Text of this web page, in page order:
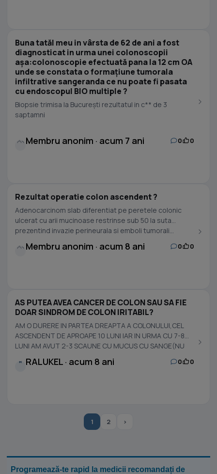
Buna tatăl meu in vârsta de 62 de ani a fost
diagnosticat in urma unei colonoscopii
așa:colonoscopie efectuată pana la 12 cm OA
unde se constata o formațiune tumorala
infiltrative sangeranda ce nu poate fi pasata
cu endoscopul BIO multiple ?
Biopsie trimisa la București rezultatul in c** de 3
saptamni
Membru anonim · acum 7 ani 0 0
Rezultat operatie colon ascendent ?
Adenocarcinom slab diferentiat pe peretele colonic
ulcerat cu arii mucinoase restrinse sub 50 la suta
prezentind invazie perineurala si emboli tumorali...
Membru anonim · acum 8 ani 0 0
AS PUTEA AVEA CANCER DE COLON SAU SA FIE
DOAR SINDROM DE COLON IRITABIL?
AM O DURERE IN PARTEA DREAPTA A COLONULUI,CEL
ASCENDENT DE APROAPE 10 LUNI IAR IN URMA CU 7-8
LUNI AM AVUT 2-3 SCAUNE CU MUCUS CU SANGE(NU
R RALUKEL · acum 8 ani 0 0
1 2 ›
Programează-te rapid la medicii recomandați de